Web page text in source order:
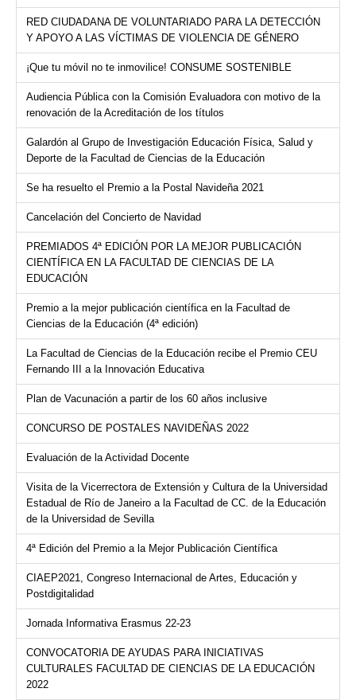
RED CIUDADANA DE VOLUNTARIADO PARA LA DETECCIÓN
Y APOYO A LAS VÍCTIMAS DE VIOLENCIA DE GÉNERO
¡Que tu móvil no te inmovilice! CONSUME SOSTENIBLE
Audiencia Pública con la Comisión Evaluadora con motivo de la
renovación de la Acreditación de los títulos
Galardón al Grupo de Investigación Educación Física, Salud y
Deporte de la Facultad de Ciencias de la Educación
Se ha resuelto el Premio a la Postal Navideña 2021
Cancelación del Concierto de Navidad
PREMIADOS 4ª EDICIÓN POR LA MEJOR PUBLICACIÓN
CIENTÍFICA EN LA FACULTAD DE CIENCIAS DE LA
EDUCACIÓN
Premio a la mejor publicación científica en la Facultad de
Ciencias de la Educación (4ª edición)
La Facultad de Ciencias de la Educación recibe el Premio CEU
Fernando III a la Innovación Educativa
Plan de Vacunación a partir de los 60 años inclusive
CONCURSO DE POSTALES NAVIDEÑAS 2022
Evaluación de la Actividad Docente
Visita de la Vicerrectora de Extensión y Cultura de la Universidad
Estadual de Río de Janeiro a la Facultad de CC. de la Educación
de la Universidad de Sevilla
4ª Edición del Premio a la Mejor Publicación Científica
CIAEP2021, Congreso Internacional de Artes, Educación y
Postdigitalidad
Jornada Informativa Erasmus 22-23
CONVOCATORIA DE AYUDAS PARA INICIATIVAS
CULTURALES FACULTAD DE CIENCIAS DE LA EDUCACIÓN
2022